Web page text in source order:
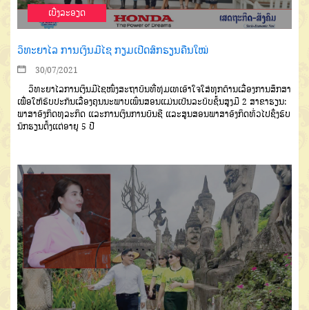
ເບີ່ງລະອຽດ
ວິທະຍາໄລ ການເງິນມີໄຊ ກຽມເປີດສົກຮຽນຄືນໃໝ່
30/07/2021
ວິທະຍາໄລການເງິນມີໄຊໜຶ່ງສະຖາບັນທີ່ທຸ່ມເທເອົາໃຈໃສ່ທຸກດ້ານເລື່ອງການສຶກສາ
ເພື່ອໃຫ້ຮັບປະກັນເລື່ອງຄຸນນະພາບເພິ່ນສອນແມ່ນເປັນລະບົບຊັ້ນສູງມີ 2 ສາຂາຮຽນ:
ພາສາອັງກິດທຸລະກິດ ແລະການເງິນການບັນຊີ ແລະສູນສອນພາສາອັງກິດທົ່ວໄປຊຶ່ງຮັບ
ນັກຮຽນຕັ້ງແຕ່ອາຍຸ 5 ປີ